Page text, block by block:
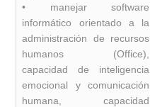
• manejar software
informático orientado a la
administración de recursos
humanos (Office),
capacidad de inteligencia
emocional y comunicación
humana, capacidad